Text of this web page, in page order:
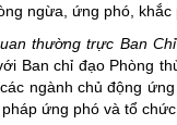
ngừa, ứng phó, khắc
thường trực Ban
Ban chỉ đạo Phòng
ngành chủ động
ứng phó và tổ